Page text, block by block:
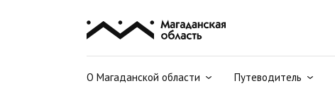
О Магаданской области Путеводитель